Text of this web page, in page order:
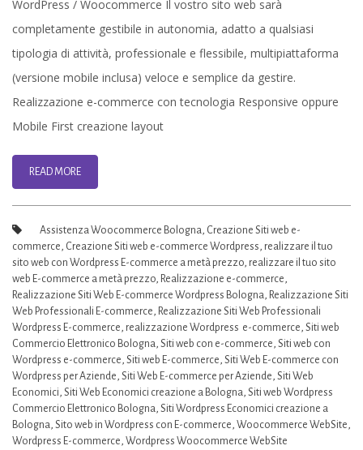
con
WordPress
WordPress / Woocommerce Il vostro sito web sarà
completamente gestibile in autonomia, adatto a qualsiasi
tipologia di attività, professionale e flessibile, multipiattaforma
(versione mobile inclusa) veloce e semplice da gestire.
Realizzazione e-commerce con tecnologia Responsive oppure
Mobile First creazione layout
READ MORE
Assistenza Woocommerce Bologna, Creazione Siti web e-
commerce, Creazione Siti web e-commerce Wordpress, realizzare il tuo
sito web con Wordpress E-commerce a metà prezzo, realizzare il tuo sito
web E-commerce a metà prezzo, Realizzazione e-commerce,
Realizzazione Siti Web E-commerce Wordpress Bologna, Realizzazione Siti
Web Professionali E-commerce, Realizzazione Siti Web Professionali
Wordpress E-commerce, realizzazione Wordpress e-commerce, Siti web
Commercio Elettronico Bologna, Siti web con e-commerce, Siti web con
Wordpress e-commerce, Siti web E-commerce, Siti Web E-commerce con
Wordpress per Aziende, Siti Web E-commerce per Aziende, Siti Web
Economici, Siti Web Economici creazione a Bologna, Siti web Wordpress
Commercio Elettronico Bologna, Siti Wordpress Economici creazione a
Bologna, Sito web in Wordpress con E-commerce, Woocommerce WebSite,
Wordpress E-commerce, Wordpress Woocommerce WebSite